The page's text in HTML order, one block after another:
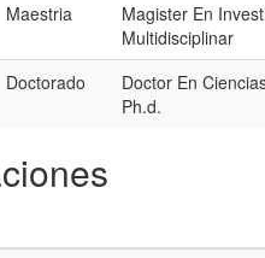
Maestria
Magister En
Multidisciplinar
Doctorado
Doctor En
Ph.d.